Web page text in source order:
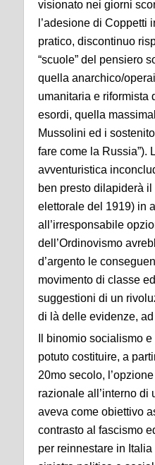
visionato nei giorni
l’adesione di Coppetti
pratico, discontinuo
“scuole” del pensiero
quella anarchico/
umanitaria e riformista
esordi, quella
Mussolini ed i
fare come la Russia”).
avventuristica
ben presto dilapiderà
elettorale del 1919) in
all’irresponsabile
dell’Ordinovismo
d’argento le
movimento di classe
suggestioni di un
di là delle evidenze,
Il binomio socialismo
potuto costituire, a
20mo secolo,
razionale all’interno di
aveva come obiettivo
contrasto al fascismo
per reinnestare in